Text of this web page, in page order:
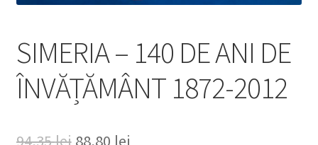
SIMERIA – 140 DE ANI DE
ÎNVĂȚĂMÂNT 1872-2012
94,35lei Prețul
88,80 lei